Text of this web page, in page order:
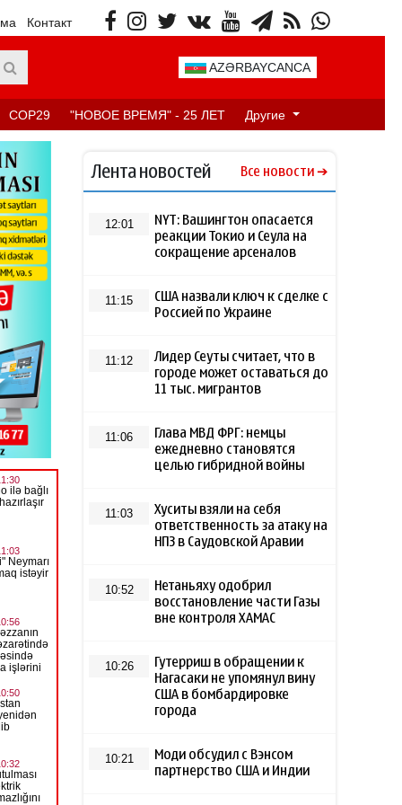
Контакт
AZƏRBAYCANCA
COP29 "НОВОЕ ВРЕМЯ" - 25 ЛЕТ Другие
Лента новостей Все новости
12:01
NYT: Вашингтон опасается
реакции Токио и Сеула на
сокращение арсеналов
11:15
США назвали ключ к сделке с
Россией по Украине
11:12
Лидер Сеуты считает, что в
городе может оставаться до
11 тыс. мигрантов
11:06
Глава МВД ФРГ: немцы
ежедневно становятся
целью гибридной войны
11:03
Хуситы взяли на себя
ответственность за атаку на
НПЗ в Саудовской Аравии
10:52
Нетаньяху одобрил
восстановление части Газы
вне контроля ХАМАС
10:26
Гутерриш в обращении к
Нагасаки не упомянул вину
США в бомбардировке
города
10:21
Моди обсудил с Вэнсом
партнерство США и Индии